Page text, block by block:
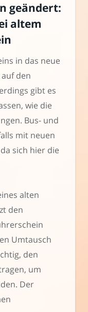
geändert:
altem
in das neue
den
gibt es
wie die
Bus- und
mit neuen
sich hier die
alten
den
Umtausch
den
um
Der